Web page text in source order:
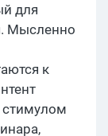
для
Мысленно
к
стимулом